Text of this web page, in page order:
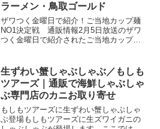
ラーメン・鳥取ゴールド
ザワつく金曜日で紹介！ご当地カップ麺
NO1決定戦 通販情報2月5日放送のザワ
つく金曜日で紹介されたご当地カップ麺
をご紹介します。NO1！静岡焼津かつお
ラーメン通販お取...
生ずわい蟹しゃぶしゃぶ／もしも
ツアーズ｜通販で海鮮しゃぶしゃ
ぶ専門店のカニお取り寄せ
もしもツアーズに生ずわい蟹しゃぶしゃ
ぶ登場もしもツアーズに生ズワイガニの